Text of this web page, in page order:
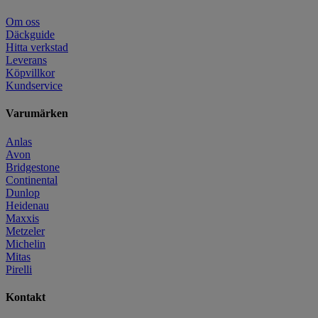
Om oss
Däckguide
Hitta verkstad
Leverans
Köpvillkor
Kundservice
Varumärken
Anlas
Avon
Bridgestone
Continental
Dunlop
Heidenau
Maxxis
Metzeler
Michelin
Mitas
Pirelli
Kontakt